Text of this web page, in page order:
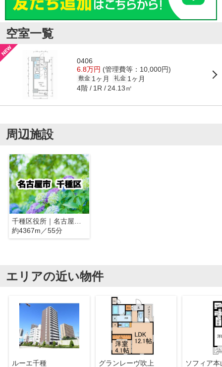
空室一覧
0406
6.8万円 (管理費等：10,000円)
敷金 1ヶ月 礼金 1ヶ月
4階 1R 24.13㎡
周辺施設
千種区役所｜名古屋市千種区
約4367m／55分
エリアの近い物件
ルーエ千種 グランレーヴ吹上 ソフィア本